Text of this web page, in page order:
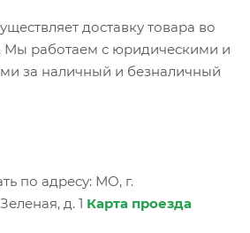
доставку товара во
Мы работаем с юридическими и
за наличный и безналичный
по адресу: МО, г.
д. 1 Карта проезда